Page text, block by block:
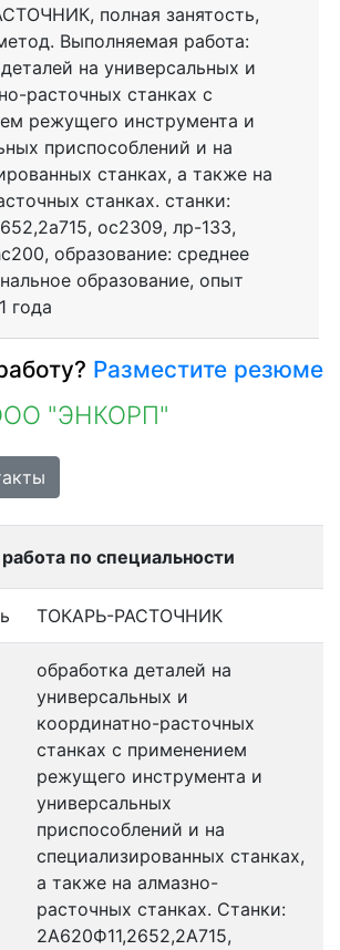
полная занятость,
Выполняемая работа:
на универсальных и
расточных станках с
режущего инструмента и
приспособлений и на
станках, а также на
станках. станки:
ос2309, лр-133,
образование: среднее
образование, опыт
года
Разместите резюме
"ЭНКОРП"
по специальности
ТОКАРЬ-РАСТОЧНИК
обработка деталей на
универсальных и
координатно-расточных
станках с применением
режущего инструмента и
универсальных
приспособлений и на
специализированных станках,
а также на алмазно-
расточных станках. Станки:
2А620Ф11,2652,2А715,